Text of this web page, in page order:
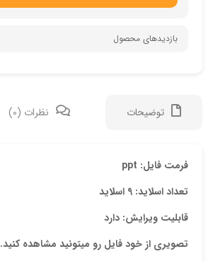
بازدیدهای محصول
توضیحات نظرات (0)
فرمت فایل: ppt
تعداد اسلاید: 9 اسلاید
قابلیت ویرایش: دارد
تصویری از خود فایل رو میتونید مشاهده کنید.